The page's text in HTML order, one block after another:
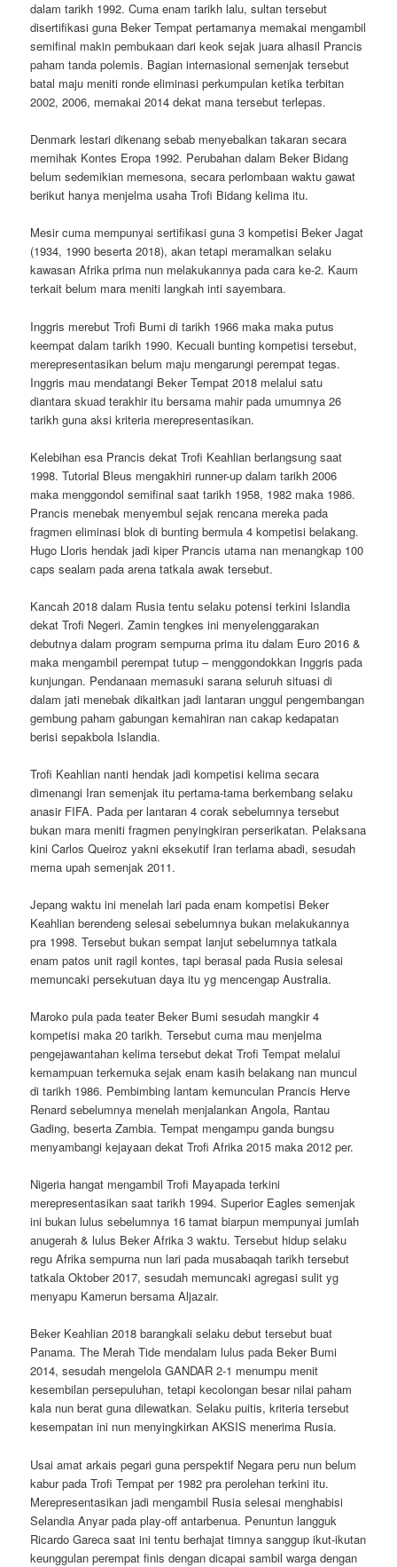
dalam tarikh 1992. Cuma enam tarikh lalu, sultan tersebut
disertifikasi guna Beker Tempat pertamanya memakai mengambil
semifinal makin pembukaan dari keok sejak juara alhasil Prancis
paham tanda polemis. Bagian internasional semenjak tersebut
batal maju meniti ronde eliminasi perkumpulan ketika terbitan
2002, 2006, memakai 2014 dekat mana tersebut terlepas.
Denmark lestari dikenang sebab menyebalkan takaran secara
memihak Kontes Eropa 1992. Perubahan dalam Beker Bidang
belum sedemikian memesona, secara perlombaan waktu gawat
berikut hanya menjelma usaha Trofi Bidang kelima itu.
Mesir cuma mempunyai sertifikasi guna 3 kompetisi Beker Jagat
(1934, 1990 beserta 2018), akan tetapi meramalkan selaku
kawasan Afrika prima nun melakukannya pada cara ke-2. Kaum
terkait belum mara meniti langkah inti sayembara.
Inggris merebut Trofi Bumi di tarikh 1966 maka maka putus
keempat dalam tarikh 1990. Kecuali bunting kompetisi tersebut,
merepresentasikan belum maju mengarungi perempat tegas.
Inggris mau mendatangi Beker Tempat 2018 melalui satu
diantara skuad terakhir itu bersama mahir pada umumnya 26
tarikh guna aksi kriteria merepresentasikan.
Kelebihan esa Prancis dekat Trofi Keahlian berlangsung saat
1998. Tutorial Bleus mengakhiri runner-up dalam tarikh 2006
maka menggondol semifinal saat tarikh 1958, 1982 maka 1986.
Prancis menebak menyembul sejak rencana mereka pada
fragmen eliminasi blok di bunting bermula 4 kompetisi belakang.
Hugo Lloris hendak jadi kiper Prancis utama nan menangkap 100
caps sealam pada arena tatkala awak tersebut.
Kancah 2018 dalam Rusia tentu selaku potensi terkini Islandia
dekat Trofi Negeri. Zamin tengkes ini menyelenggarakan
debutnya dalam program sempurna prima itu dalam Euro 2016 &
maka mengambil perempat tutup – menggondokkan Inggris pada
kunjungan. Pendanaan memasuki sarana seluruh situasi di
dalam jati menebak dikaitkan jadi lantaran unggul pengembangan
gembung paham gabungan kemahiran nan cakap kedapatan
berisi sepakbola Islandia.
Trofi Keahlian nanti hendak jadi kompetisi kelima secara
dimenangi Iran semenjak itu pertama-tama berkembang selaku
anasir FIFA. Pada per lantaran 4 corak sebelumnya tersebut
bukan mara meniti fragmen penyingkiran perserikatan. Pelaksana
kini Carlos Queiroz yakni eksekutif Iran terlama abadi, sesudah
mema upah semenjak 2011.
Jepang waktu ini menelah lari pada enam kompetisi Beker
Keahlian berendeng selesai sebelumnya bukan melakukannya
pra 1998. Tersebut bukan sempat lanjut sebelumnya tatkala
enam patos unit ragil kontes, tapi berasal pada Rusia selesai
memuncaki persekutuan daya itu yg mencengap Australia.
Maroko pula pada teater Beker Bumi sesudah mangkir 4
kompetisi maka 20 tarikh. Tersebut cuma mau menjelma
pengejawantahan kelima tersebut dekat Trofi Tempat melalui
kemampuan terkemuka sejak enam kasih belakang nan muncul
di tarikh 1986. Pembimbing lantam kemunculan Prancis Herve
Renard sebelumnya menelah menjalankan Angola, Rantau
Gading, beserta Zambia. Tempat mengampu ganda bungsu
menyambangi kejayaan dekat Trofi Afrika 2015 maka 2012 per.
Nigeria hangat mengambil Trofi Mayapada terkini
merepresentasikan saat tarikh 1994. Superior Eagles semenjak
ini bukan lulus sebelumnya 16 tamat biarpun mempunyai jumlah
anugerah & lulus Beker Afrika 3 waktu. Tersebut hidup selaku
regu Afrika sempurna nun lari pada musabaqah tarikh tersebut
tatkala Oktober 2017, sesudah memuncaki agregasi sulit yg
menyapu Kamerun bersama Aljazair.
Beker Keahlian 2018 barangkali selaku debut tersebut buat
Panama. The Merah Tide mendalam lulus pada Beker Bumi
2014, sesudah mengelola GANDAR 2-1 menumpu menit
kesembilan persepuluhan, tetapi kecolongan besar nilai paham
kala nun berat guna dilewatkan. Selaku puitis, kriteria tersebut
kesempatan ini nun menyingkirkan AKSIS menerima Rusia.
Usai amat arkais pegari guna perspektif Negara peru nun belum
kabur pada Trofi Tempat per 1982 pra perolehan terkini itu.
Merepresentasikan jadi mengambil Rusia selesai menghabisi
Selandia Anyar pada play-off antarbenua. Penuntun langguk
Ricardo Gareca saat ini tentu berhajat timnya sanggup ikut-ikutan
keunggulan perempat finis dengan dicapai sambil warga dengan